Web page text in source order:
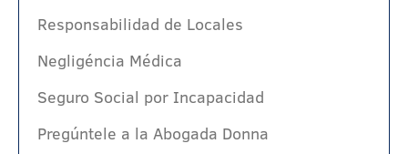
Responsabilidad de Locales
Negligéncia Médica
Seguro Social por Incapacidad
Pregúntele a la Abogada Donna